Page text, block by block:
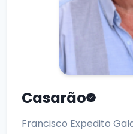
Casarão
Francisco Expedito